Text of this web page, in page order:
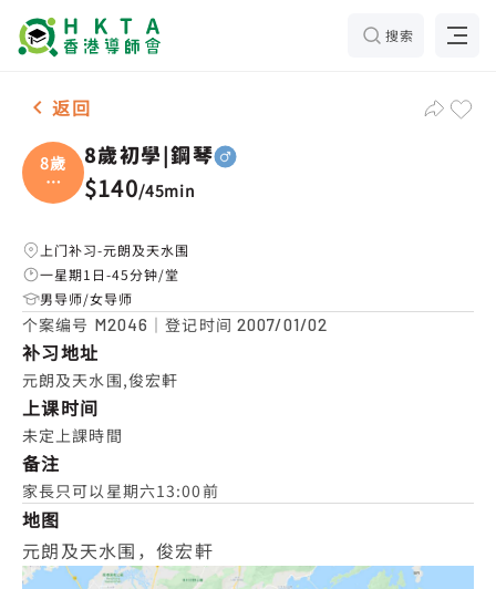
搜索
男-1名 8歲初學|鋼琴，元朗及天水围 补习推介
返回
8歲
初
學|
8歲初學|鋼琴
$140/45min
上门补习-元朗及天水围
一星期1日-45分钟/堂
男导师/女导师
个案编号 M2046 ｜登记时间 2007/01/02
补习地址
元朗及天水围,俊宏軒
上课时间
未定上課時間
备注
家長只可以星期六13:00前
地图
元朗及天水围，俊宏軒